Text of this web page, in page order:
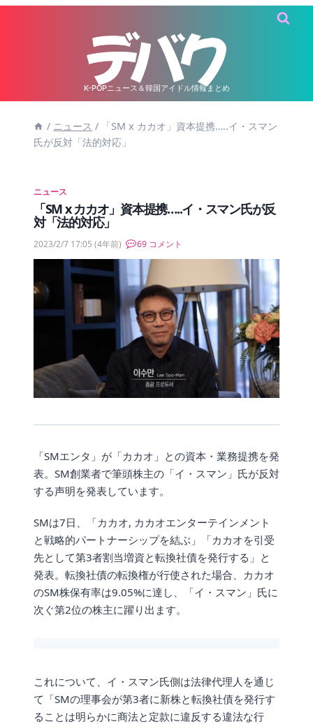
K-POPニュース＆韓国アイドル情報まとめ
/ ニュース /
「SM x カカオ」資本提携…..イ・スマン
氏が反対「法的対応」
ニュース
「SM x カカオ」資本提携…..イ・スマン氏が反
対「法的対応」
2023/2/7 17:05 (4年前) 69 コメント
「SMエンタ」が「カカオ」との資本・業務提携を発
表。SM創業者で筆頭株主の「イ・スマン」氏が反対
する声明を発表しています。
SMは7日、「カカオ, カカオエンターテインメント
と戦略的パートナーシップを結ぶ」「カカオを引受
先として第3者割当増資と転換社債を発行する」と
発表。転換社債の転換権が行使された場合、カカオ
のSM株保有率は9.05%に達し、「イ・スマン」氏に
次ぐ第2位の株主に躍り出ます。
これについて、イ・スマン氏側は法律代理人を通じ
て「SMの理事会が第3者に新株と転換社債を発行す
ることは明らかに商法と定款に違反する違法な行